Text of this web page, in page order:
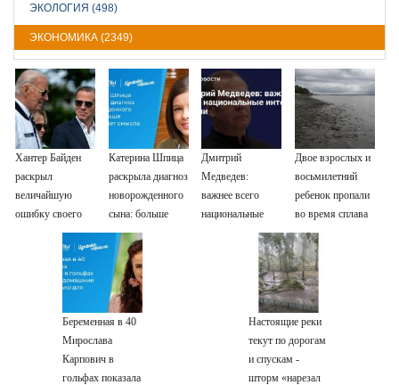
ЭКОЛОГИЯ (498)
ЭКОНОМИКА (2349)
Хантер Байден
раскрыл
величайшую
ошибку своего
отца: бездействие
против Трампа
Катерина Шпица
раскрыла диагноз
новорожденного
сына: больше
молчать нет
смысла
Дмитрий
Медведев:
важнее всего
национальные
интересы России
Двое взрослых и
восьмилетний
ребенок пропали
во время сплава
по реке
08/08/2026 –
Новости
Беременная в 40
Мирослава
Карпович в
гольфах показала
Настоящие реки
текут по дорогам
и спускам -
шторм «нарезал